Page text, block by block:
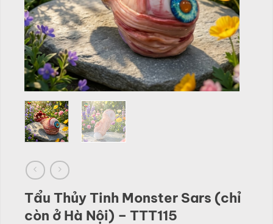
Tẩu Thủy Tinh Monster Sars (chỉ
còn ở Hà Nội) – TTT115